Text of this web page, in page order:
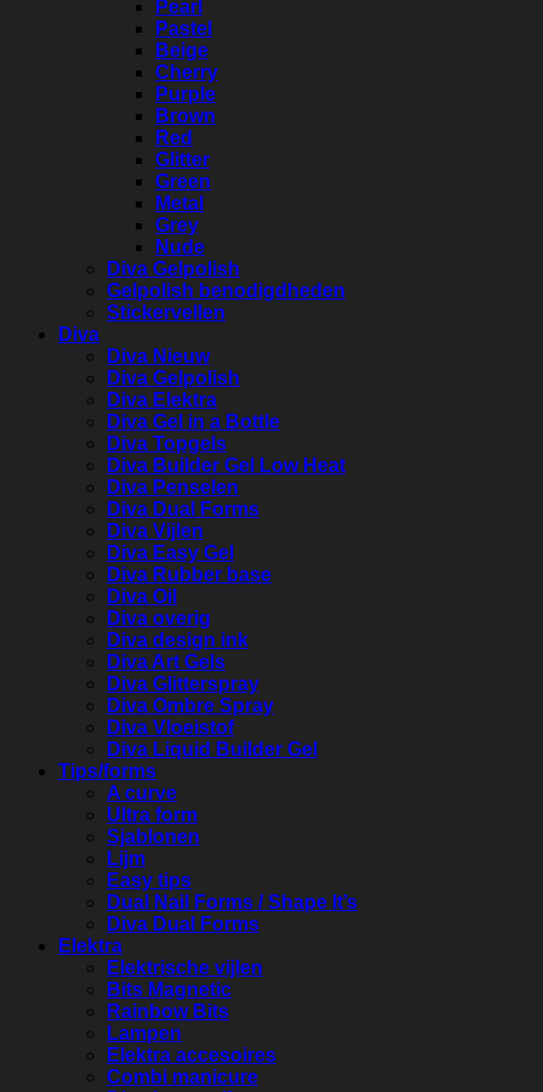
Pearl
Pastel
Beige
Cherry
Purple
Brown
Red
Glitter
Green
Metal
Grey
Nude
Diva Gelpolish
Gelpolish benodigdheden
Stickervellen
Diva
Diva Nieuw
Diva Gelpolish
Diva Elektra
Diva Gel in a Bottle
Diva Topgels
Diva Builder Gel Low Heat
Diva Penselen
Diva Dual Forms
Diva Vijlen
Diva Easy Gel
Diva Rubber base
Diva Oil
Diva overig
Diva design ink
Diva Art Gels
Diva Glitterspray
Diva Ombre Spray
Diva Vloeistof
Diva Liquid Builder Gel
Tips/forms
A curve
Ultra form
Sjablonen
Lijm
Easy tips
Dual Nail Forms / Shape It’s
Diva Dual Forms
Elektra
Elektrische vijlen
Bits Magnetic
Rainbow Bits
Lampen
Elektra accesoires
Combi manicure